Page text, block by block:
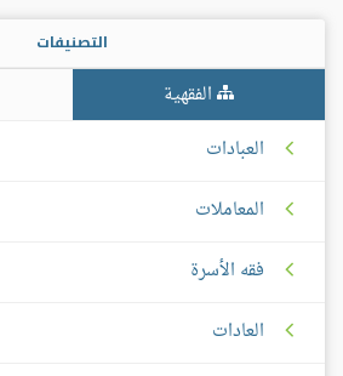
التصنيفات
الفقهية
العبادات
المعاملات
فقه الأسرة
العادات